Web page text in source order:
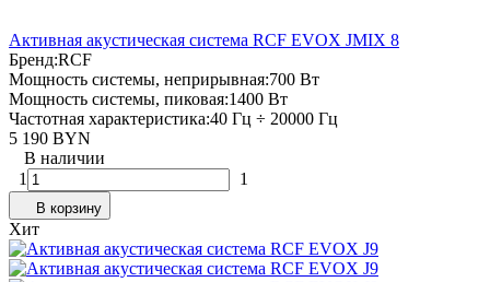
Активная акустическая система RCF EVOX JMIX 8
Бренд:RCF
Мощность системы, неприрывная:700 Вт
Мощность системы, пиковая:1400 Вт
Частотная характеристика:40 Гц ÷ 20000 Гц
5 190 BYN
В наличии
1
1
В корзину
Хит